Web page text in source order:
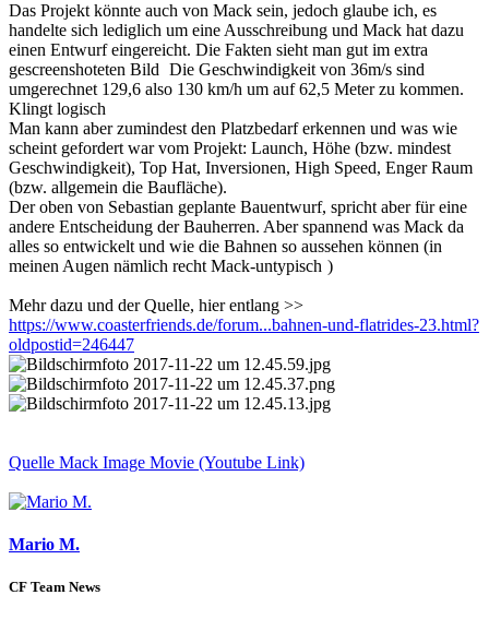
Das Projekt könnte auch von Mack sein, jedoch glaube ich, es
handelte sich lediglich um eine Ausschreibung und Mack hat dazu
einen Entwurf eingereicht. Die Fakten sieht man gut im extra
gescreenshoteten Bild Die Geschwindigkeit von 36m/s sind
umgerechnet 129,6 also 130 km/h um auf 62,5 Meter zu kommen.
Klingt logisch
Man kann aber zumindest den Platzbedarf erkennen und was wie
scheint gefordert war vom Projekt: Launch, Höhe (bzw. mindest
Geschwindigkeit), Top Hat, Inversionen, High Speed, Enger Raum
(bzw. allgemein die Baufläche).
Der oben von Sebastian geplante Bauentwurf, spricht aber für eine
andere Entscheidung der Bauherren. Aber spannend was Mack da
alles so entwickelt und wie die Bahnen so aussehen können (in
meinen Augen nämlich recht Mack-untypisch )
Mehr dazu und der Quelle, hier entlang >>
https://www.coasterfriends.de/forum...bahnen-und-flatrides-23.html?
oldpostid=246447
Quelle Mack Image Movie (Youtube Link)
Mario M.
CF Team News